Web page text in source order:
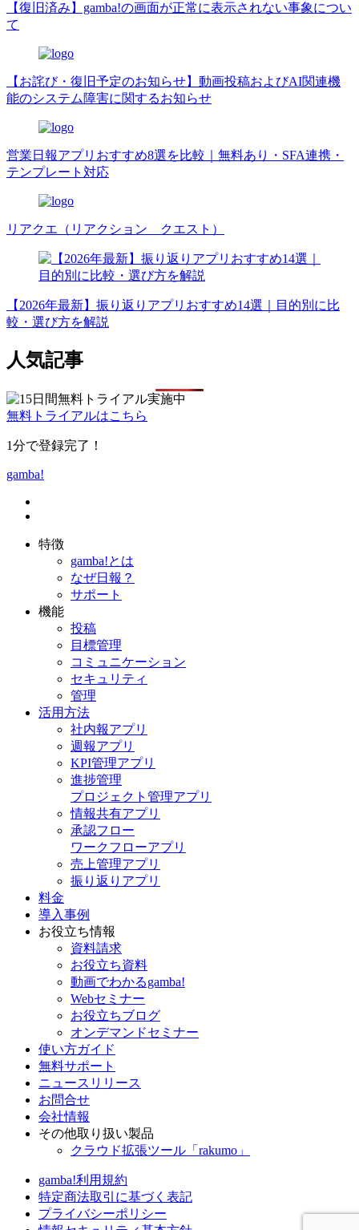
【復旧済み】gamba!の画面が正常に表示されない事象につい
て
【お詫び・復旧予定のお知らせ】動画投稿およびAI関連機
能のシステム障害に関するお知らせ
営業日報アプリおすすめ8選を比較｜無料あり・SFA連携・
テンプレート対応
リアクエ（リアクション クエスト）
【2026年最新】振り返りアプリおすすめ14選｜目的別に比
較・選び方を解説
人気記事
無料トライアルはこちら
1分で登録完了！
gamba!
特徴
gamba!とは
なぜ日報？
サポート
機能
投稿
目標管理
コミュニケーション
セキュリティ
管理
活用方法
社内報アプリ
週報アプリ
KPI管理アプリ
進捗管理
プロジェクト管理アプリ
情報共有アプリ
承認フロー
ワークフローアプリ
売上管理アプリ
振り返りアプリ
料金
導入事例
お役立ち情報
資料請求
お役立ち資料
動画でわかるgamba!
Webセミナー
お役立ちブログ
オンデマンドセミナー
使い方ガイド
無料サポート
ニュースリリース
お問合せ
会社情報
その他取り扱い製品
クラウド拡張ツール「rakumo」
gamba!利用規約
特定商法取引に基づく表記
プライバシーポリシー